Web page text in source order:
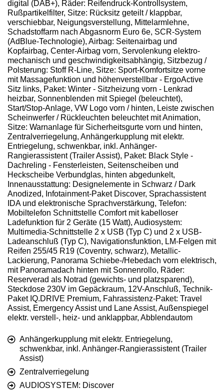
digital (DAB+), Räder: Reifendruck-Kontrollsystem,
Rußpartikelfilter, Sitze: Rücksitz geteilt / klappbar,
verschiebbar, Neigungsverstellung, Mittelarmlehne,
Schadstoffarm nach Abgasnorm Euro 6e, SCR-System
(AdBlue-Technologie), Airbag: Seitenairbag und
Kopfairbag, Center-Airbag vorn, Servolenkung elektro-
mechanisch und geschwindigkeitsabhängig, Sitzbezug /
Polsterung: Stoff R-Line, Sitze: Sport-Komfortsitze vorne
mit Massagefunktion und höhenverstellbar - ErgoActive
Sitz links, Paket: Winter - Sitzheizung vorn - Lenkrad
heizbar, Sonnenblenden mit Spiegel (beleuchtet),
Start/Stop-Anlage, VW Logo vorn / hinten, Leiste zwischen
Scheinwerfer / Rückleuchten beleuchtet mit Animation,
Sitze: Warnanlage für Sicherheitsgurte vorn und hinten,
Zentralverriegelung, Anhängerkupplung mit elektr.
Entriegelung, schwenkbar, inkl. Anhänger-
Rangierassistent (Trailer Assist), Paket: Black Style -
Dachreling - Fensterleisten, Seitenscheiben und
Heckscheibe Verbundglas, hinten abgedunkelt,
Innenausstattung: Designelemente in Schwarz / Dark
Anodized, Infotainment-Paket Discover, Sprachassistent
IDA und elektronische Sprachverstärkung, Telefon:
Mobiltelefon Schnittstelle Comfort mit kabelloser
Ladefunktion für 2 Geräte (15 Watt), Audiosystem:
Multimedia-Schnittstelle 2 x USB (Typ C) und 2 x USB-
Ladeanschluß (Typ C), Navigationsfunktion, LM-Felgen mit
Reifen 255/45 R19 (Coventry, schwarz), Metallic-
Lackierung, Panorama Schiebe-/Hebedach vorn elektrisch,
mit Panoramadach hinten mit Sonnenrollo, Räder:
Reserverad als Notrad (gewichts- und platzsparend),
Steckdose 230V im Gepäckraum, 12V-Anschluß, Technik-
Paket IQ.DRIVE Premium, Fahrassistenz-Paket: Travel
Assist, Emergency Assist und Lane Assist, Außenspiegel
elektr. verstell-, heiz- und anklappbar, Abblendautom
Anhängerkupplung mit elektr. Entriegelung,
schwenkbar, inkl. Anhänger-Rangierassistent (Trailer
Assist)
Zentralverriegelung
AUDIOSYSTEM: Discover